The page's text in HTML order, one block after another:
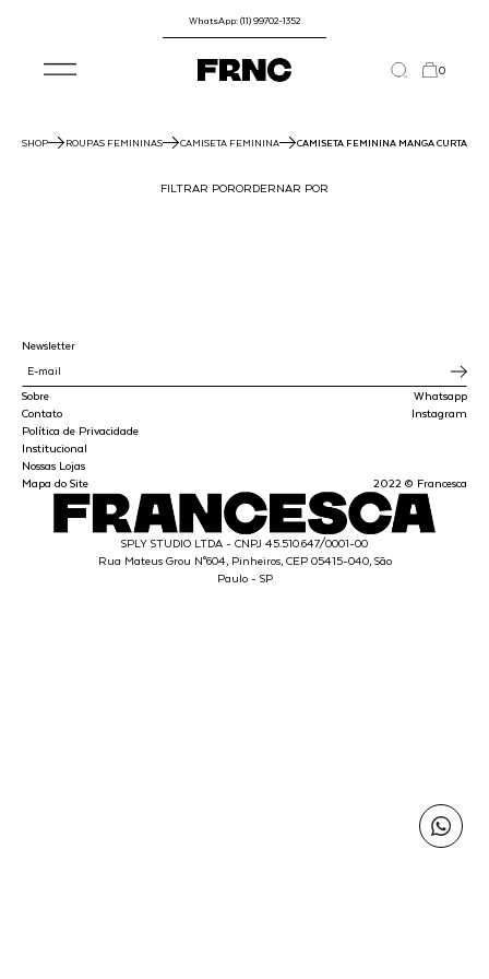
WhatsApp: (11) 99702-1352
0
SHOP ROUPAS FEMININAS CAMISETA FEMININA CAMISETA FEMININA MANGA CURTA
FILTRAR PORORDERNAR POR
Sobre
Contato
Política de Privacidade
Institucional
Nossas Lojas
Mapa do Site
Whatsapp
Instagram
2022 © Francesca
Newsletter
SPLY STUDIO LTDA - CNPJ 45.510.647/0001-00
Rua Mateus Grou N°604, Pinheiros, CEP 05415-040, São
Paulo - SP